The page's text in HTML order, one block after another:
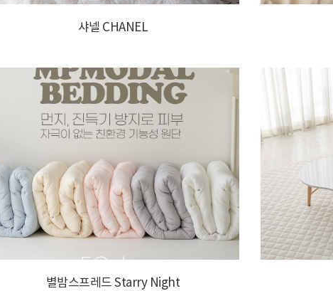
샤넬 CHANEL
별밤스프레드 Starry Night